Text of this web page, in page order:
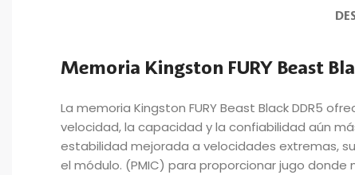
Memoria Kingston FURY Beast
La memoria Kingston FURY Beast Black DDR5
velocidad, la capacidad y la confiabilidad aún
estabilidad mejorada a velocidades extremas,
el módulo. (PMIC) para proporcionar jugo donde